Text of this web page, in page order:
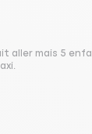
aller mais 5